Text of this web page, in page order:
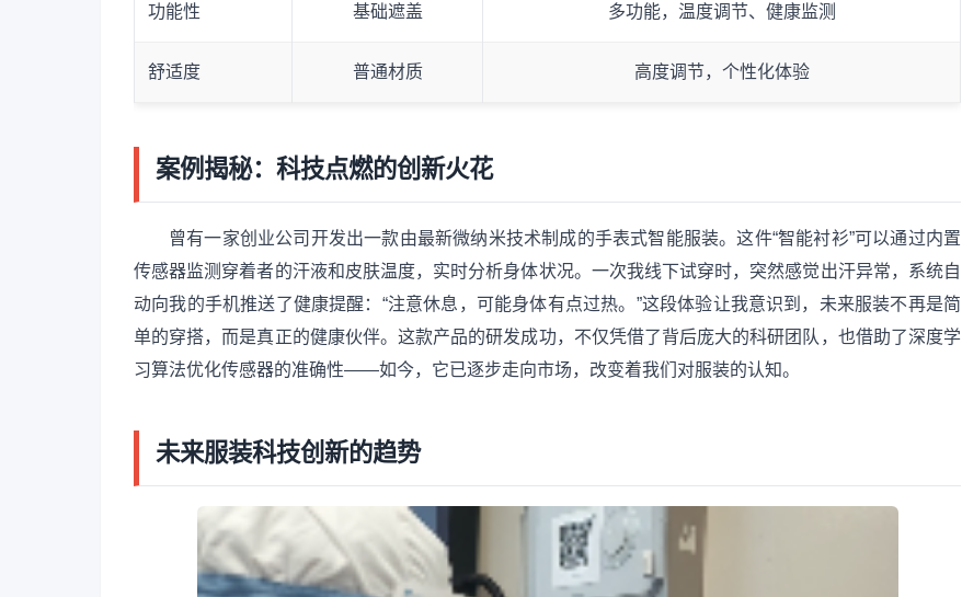
功能性 基础遮盖 多功能，温度调节、健康监测
舒适度 普通材质 高度调节，个性化体验
案例揭秘：科技点燃的创新火花
曾有一家创业公司开发出一款由最新微纳米技术制成的手表式智能服装。这件“智能衬衫”可以通过内置
传感器监测穿着者的汗液和皮肤温度，实时分析身体状况。一次我线下试穿时，突然感觉出汗异常，系统自
动向我的手机推送了健康提醒：“注意休息，可能身体有点过热。”这段体验让我意识到，未来服装不再是简
单的穿搭，而是真正的健康伙伴。这款产品的研发成功，不仅凭借了背后庞大的科研团队，也借助了深度学
习算法优化传感器的准确性——如今，它已逐步走向市场，改变着我们对服装的认知。
未来服装科技创新的趋势